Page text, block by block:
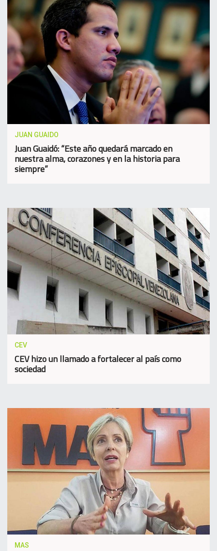
JUAN GUAIDO
Juan Guaidó: “Este año quedará marcado en
nuestra alma, corazones y en la historia para
siempre”
CEV
CEV hizo un llamado a fortalecer al país como
sociedad
MAS